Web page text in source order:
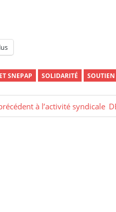
SNEPAP SOLIDARITÉ SOUTIEN
à l’activité syndicale